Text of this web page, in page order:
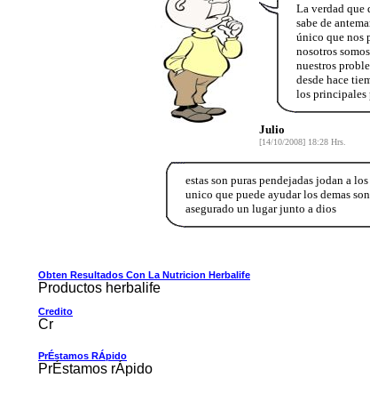
La verdad que
sabe de
único que nos
nosotros
nuestros
desde hace
los principales
Julio
[14/10/2008] 18:28 Hrs.
estas son puras pendejadas jodan a
unico que puede ayudar los demas
asegurado un lugar junto a dios
Obten Resultados Con La Nutricion Herbalife
Productos herbalife
Credito
Cr
PrÉstamos RÁpido
PrÉstamos rÁpido